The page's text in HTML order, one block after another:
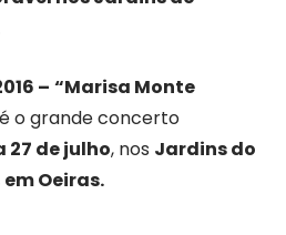
– “Marisa Monte
é o grande concerto
27 de julho, nos Jardins do
Oeiras.